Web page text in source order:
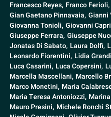
Francesco Reyes, Franco Ferioli,
Gian Gaetano Pinnavaia, Gianni
Giovanna Tonioli, Giovanni
Giuseppe Ferrara, Giuseppe
Jonatas Di Sabato, Laura Dolfi,
Leonardo Fiorentini, Lidia
Luca Casarini, Luca Copersini,
Marcella Mascellani, Marcello
Marco Monetini, Maria
Maria Teresa Antoniozzi,
Mauro Presini, Michele Ronchi